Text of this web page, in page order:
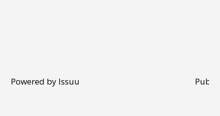
Powered by Issuu